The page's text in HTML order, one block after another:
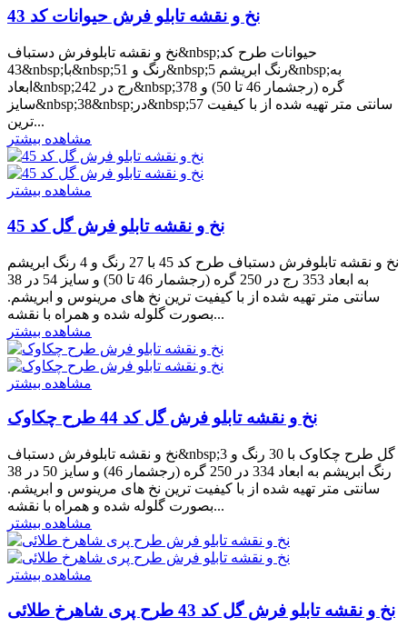
نخ و نقشه تابلو فرش حیوانات کد 43
نخ و نقشه تابلوفرش دستباف&nbsp;حیوانات طرح کد
43&nbsp;با&nbsp;51 رنگ و&nbsp;5 رنگ ابریشم&nbsp;به
ابعاد&nbsp;242 رج در&nbsp;378 گره (رجشمار 46 تا 50) و
سایز&nbsp;38&nbsp;در&nbsp;57 سانتی متر تهیه شده از با کیفیت
ترین...
مشاهده بیشتر
مشاهده بیشتر
نخ و نقشه تابلو فرش گل کد 45
نخ و نقشه تابلوفرش دستباف طرح کد 45 با 27 رنگ و 4 رنگ ابریشم
به ابعاد 353 رج در 250 گره (رجشمار 46 تا 50) و سایز 54 در 38
سانتی متر تهیه شده از با کیفیت ترین نخ های مرینوس و ابریشم.
بصورت گلوله شده و همراه با نقشه...
مشاهده بیشتر
مشاهده بیشتر
نخ و نقشه تابلو فرش گل کد 44 طرح چکاوک
نخ و نقشه تابلوفرش دستباف&nbsp;گل طرح چکاوک با 30 رنگ و 3
رنگ ابریشم به ابعاد 334 در 250 گره (رجشمار 46) و سایز 50 در 38
سانتی متر تهیه شده از با کیفیت ترین نخ های مرینوس و ابریشم.
بصورت گلوله شده و همراه با نقشه...
مشاهده بیشتر
مشاهده بیشتر
نخ و نقشه تابلو فرش گل کد 43 طرح پری شاهرخ طلائی